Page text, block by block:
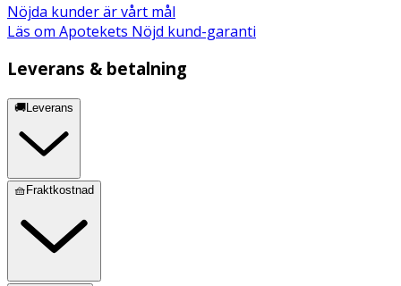
Nöjda kunder är vårt mål
Läs om Apotekets Nöjd kund-garanti
Leverans & betalning
🚚Leverans
🧺Fraktkostnad